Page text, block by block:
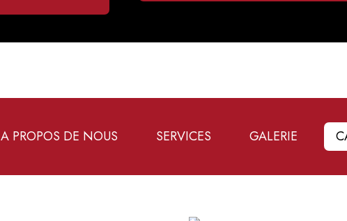
A PROPOS DE NOUS SERVICES GALERIE